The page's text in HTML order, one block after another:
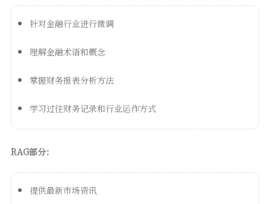
针对金融行业进行微调
理解金融术语和概念
掌握财务报表分析方法
学习过往财务记录和行业运作方式
RAG部分：
提供最新市场资讯